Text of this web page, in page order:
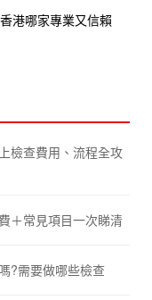
港哪家專業又信賴
檢查費用、流程全攻
＋常見項目一次睇清
?需要做哪些檢查